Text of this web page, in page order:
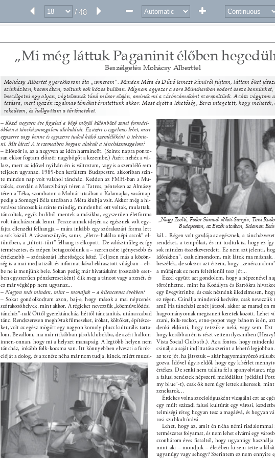
/ 48
„Mi még láttuk Paganinit élőben
Beszélgetés Mohácsy Alberttel
Mohácsy Albertet gyerekkorom óta „ismerem”. Minden Méta és Dűvő lemezt kívülről fújtam, láttam őket
színházban, kocsmában, voltunk sok közös buliban. Mígnem egyszer a sors Münchenben sodort össze bennünket,
beszélgetni egy olyan, végtelennek tűnő műsor elején, aminek mi a zárószámaként szerepeltünk. Azóta vágytam
tatásra, mert igazán izgalmas témákat érintettünk akkor. Most eljött a lehetőség, Berci integetett, hogy mehetek,
rekedtem, és hallgattam a történeteket.
– Közel negyven éve ﬁgyeled a bőgő mögül különböző zenei formáci-
ókban a táncházmozgalom alakulását. Ez azért is izgalmas lehet, mert
egyszerre vagy benne és egyszerre tudod külső szemlélőként is tekinte-
ni. Mit látsz? A te szemedben hogyan alakult a táncházmozgalom?
– Először is, az a negyven az idén harmincöt. (Szinte napra ponto-
san ekkor fogtam először nagybőgőt a kezembe.) Azért nehéz a vá-
lasz, mert az idővel nyilván én is változtam, vagyis a szemlélő sem
teljesen ugyanaz. 1989-ben kerültem Budapestre, akkoriban szin-
te minden nap volt valahol táncház. Kedden az FMH-ban a Mu-
zsikás, szerdán a Marczibányi téren a Tatros, pénteken az Almássy
téren a Téka, szombaton a Molnár utcában a Kalamajka, vasárnap
pedig a Somogyi Béla utcában a Méta klubja volt. Akkor még a hi-
vatásos táncosok is szinte mindig, mindenhol ott voltak, mulattak,
táncoltak, egyik buliból mentek a másikba, egyszerűen életforma
volt táncházasnak lenni. Persze annak idején az egésznek volt egy-
fajta ellenzéki felhangja – mára inkább egy szórakozási forma lett
a sok közül. A vászonszütyős, sarus, „életre-halálra népi arcok” el-
tűnőben, a „tiltott-tűrt” felhang is elkopott. De valószínűleg ez így
természetes, és szépen betagozódunk a – szerencsére igényesebb és
értékesebb – szórakozási lehetőségek közé. Teljesen más a közön-
ség is a mai mediatizált és informatikával elárasztott világban – eb-
be ne is menjünk bele. Sokan pedig már hivatásként (rosszabb eset-
ben egyszerűen pénzkeresetként) élik meg a táncot vagy a zenét, és
ez már végképp nem ugyanaz...
– Nagyon más minden, mint – mondjuk – a kilencvenes években?
– Sokat gondolkodtam azon, baj-e, hogy mások a mai népzenés
szórakozóhelyek, mint akkor. A régieket nevezzük „közművelődési
táncház”-nak! Öttől gyerektáncház, héttől tánctanítás, utána szabad
tánc. Rendszeresen meghívtak ﬁlmeseket, írókat, költőket, építésze-
ket, volt az egész mögött egy nagyon komoly plusz kulturális tarta-
lom. Bevallom, ma már ritkábban járok klubokba, de azért hallom
innen-onnan, hogy mi a helyzet manapság. A legtöbb helyen nem
táncház, inkább folk-kocsma van. Itt könnyebben elveszti a funk-
cióját a dolog, és a zenész néha már nem tudja, kinek, miért muzsi-
kál... Régen volt gazdája az egésznek, a
rendeket, a tempókat, és mi tudtuk is, hogy ez
sok minden összekeveredett. Ez nem azt jelenti,
időnkben”, csak elmondom, mit látok ma másnak.
beszélek, de sokszor azt érzem, hogy
a műfajnak ez nem feltétlenül tesz jót...
Ezzel együtt azt gondolom, hogy a népzenével
történhetne, mint ha Kodályra és Bartókra
egy üvegvitrinbe, és csak néznénk illedelmesen,
ez régen. Csinálja mindenki kedvére, csak nevezzük
ami! Ha táncházi zenét játszol, akkor az maradjon
hagyományosnak megismert keretek között. Lehet
szani, folk-rockot, etno-popot vagy bánom is én,
denki eldönti, hogy tetszik-e neki, vagy sem. Ezt
hogy korábban én is részt vettem ilyesmiben
Vista Social Club stb.). Az a fontos, hogy
csinálja a saját indíttatása szerint a lehető
az tesz jót, ha játsszuk – akár hagyományőrző
gozva. Idővel úgyis eldől, hogy egy kísérlet
értékes. De senki nem találta fel a spanyolviaszt,
a falusi zenészek népszerű melódiákat (például
my blue”-t), csak ők nem úgy lettek sikeresek, mint
zenekarok...
Érdekes volna szociológusként vizsgálni ezt az
egy múlt századi falusi kultúrát egy városi,
telmiségi réteg hogyan tesz a magáévá, és hogyan
rosi szubkultúrává.
Lehet, hogy az, amit én néha némi riadalommal
természetes folyamat, és nem lehet elvárni egy
szonhárom éves ﬁataltól, hogy ugyanúgy
mint aki – mondjuk – életében ki sem tette a lábát
ugyanúgy vagy sehogy? Szerintem ez nem ennyire
„Nagy Zsolti, Fodor Sámuel »Neti Sanyi«, Toni
Budapesten, az Eszék utcában, Salamon